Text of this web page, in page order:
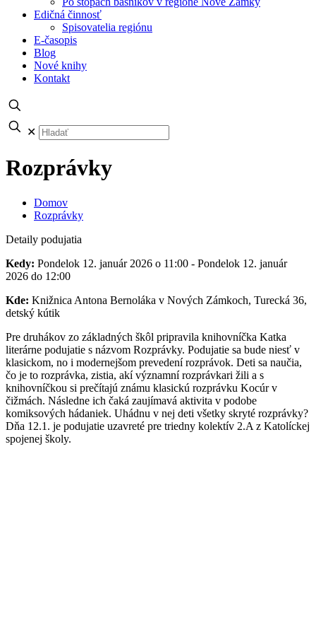
Edičná činnosť
Spisovatelia regiónu
E-časopis
Blog
Nové knihy
Kontakt
✕
Rozprávky
Domov
Rozprávky
Detaily podujatia
Kedy: Pondelok 12. január 2026 o 11:00 - Pondelok 12. január
2026 do 12:00
Kde: Knižnica Antona Bernoláka v Nových Zámkoch, Turecká 36,
detský kútik
Pre druhákov zo základných škôl pripravila knihovníčka Katka
literárne podujatie s názvom Rozprávky. Podujatie sa bude niesť v
klasickom, no i modernejšom prevedení rozprávok. Deti sa naučia,
čo je to rozprávka, zistia, akí významní rozprávkari žili a s
knihovníčkou si prečítajú známu klasickú rozprávku Kocúr v
čižmách. Následne ich čaká zaujímavá aktivita v podobe
komiksových hádaniek. Uhádnu v nej deti všetky skryté rozprávky?
Dňa 12.1. je podujatie uzavreté pre triedny kolektív 2.A z Katolíckej
spojenej školy.